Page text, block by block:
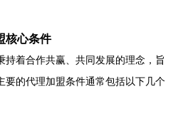
核心条件
持着合作共赢、共同发展的理念，旨
要的代理加盟条件通常包括以下几个